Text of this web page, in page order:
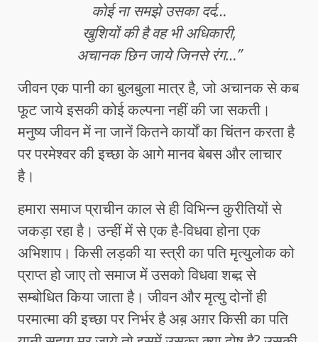
कोई ना समझे उसका दर्द…
खुशियों की है वह भी अधिकारी,
अचानक छिन जाये जिनसे रंग…”
जीवन एक पानी का बुलबुला मात्र है, जो अचानक से कब
फूट जाये इसकी कोई कल्पना नहीं की जा सकती।
मनुष्य जीवन में ना जानें कितने कार्यों का चिंतन करता है
पर परमेश्वर की इच्छा के आगे मानव बेबस और लाचार
है।
हमारा समाज प्राचीन काल से ही विभिन्न कुरीतियों से
जकड़ा रहा है। उन्हीं में से एक है-विधवा होना एक
अभिशाप। किसी लड़की या स्त्री का पति मृत्युलोक को
प्राप्त हो जाए तो समाज में उसको विधवा शब्द़ से
सम्बोधित किया जाता है। जीवन और मृत्यु दोनों ही
परमात्मा की इच्छा पर निर्भर है अब़ अग़र किसी का पति